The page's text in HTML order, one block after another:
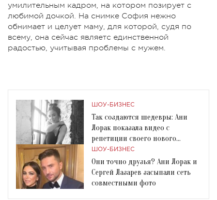
умилительным кадром, на котором позирует с
любимой дочкой. На снимке София нежно
обнимает и целует маму, для которой, судя по
всему, она сейчас являетс единственной
радостью, учитывая проблемы с мужем.
ШОУ-БИЗНЕС
Так создаются шедевры: Ани
Лорак показала видео с
репетиции своего нового
номера
ШОУ-БИЗНЕС
Они точно друзья? Ани Лорак и
Сергей Лазарев засыпали сеть
совместными фото